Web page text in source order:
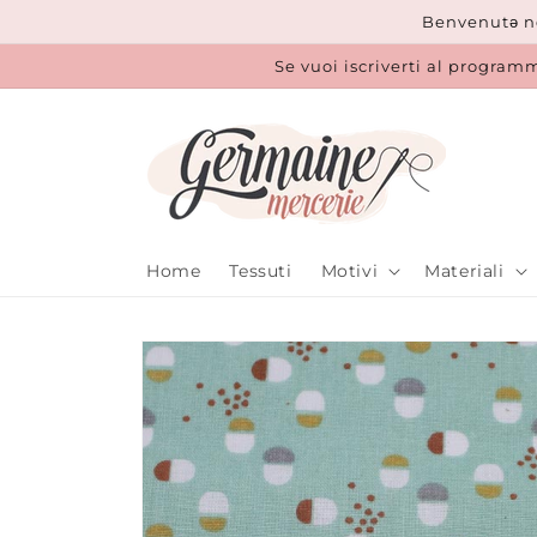
ai contenuti
Benvenutǝ
Se vuoi iscriverti al
Home Tessuti Motivi Materiali
Passa alle
informazioni
sul prodotto